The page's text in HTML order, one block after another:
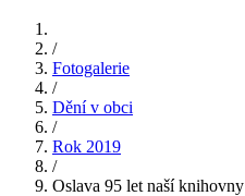
/
Fotogalerie
/
Dění v obci
/
Rok 2019
/
Oslava 95 let naší knihovny